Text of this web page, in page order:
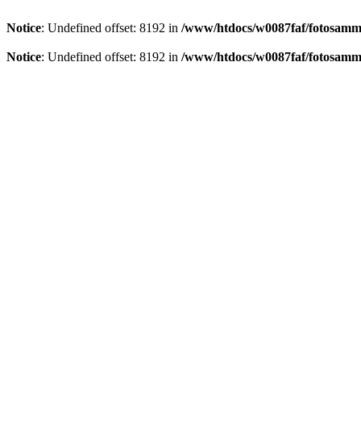
Notice: Undefined offset: 8192 in /www/htdocs/w0087faf/
Notice: Undefined offset: 8192 in /www/htdocs/w0087faf/